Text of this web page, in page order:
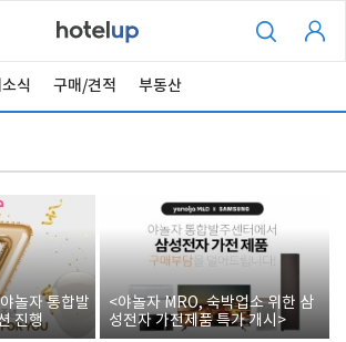
식 구매/견적 부동산
놀자 통합발
진행
<야놀자 MRO, 숙박업소 위한 삼
성전자 가전제품 특가 개시>